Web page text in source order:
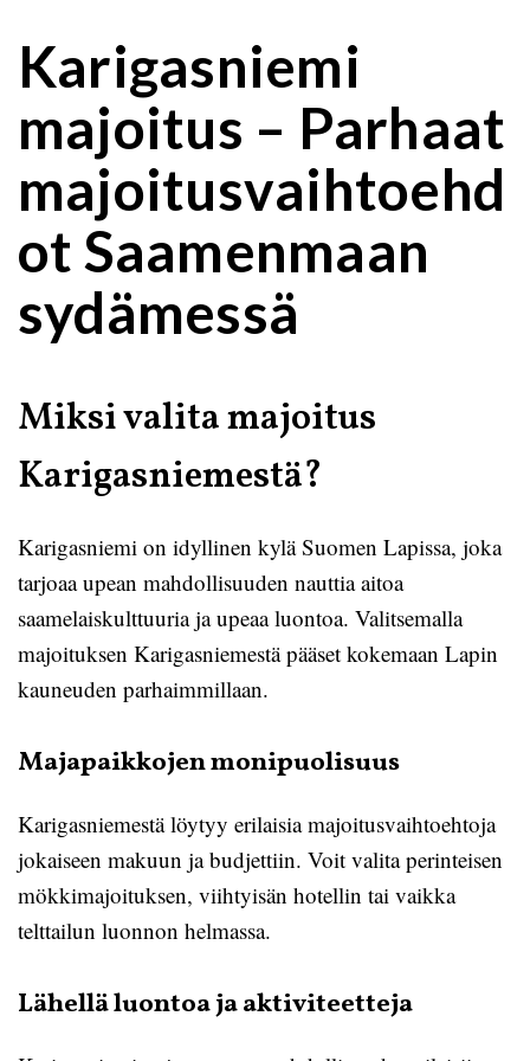
Karigasniemi
majoitus – Parhaat
majoitusvaihtoehd
ot Saamenmaan
sydämessä
Miksi valita majoitus
Karigasniemestä?
Karigasniemi on idyllinen kylä Suomen Lapissa, joka
tarjoaa upean mahdollisuuden nauttia aitoa
saamelaiskulttuuria ja upeaa luontoa. Valitsemalla
majoituksen Karigasniemestä pääset kokemaan Lapin
kauneuden parhaimmillaan.
Majapaikkojen monipuolisuus
Karigasniemestä löytyy erilaisia majoitusvaihtoehtoja
jokaiseen makuun ja budjettiin. Voit valita perinteisen
mökkimajoituksen, viihtyisän hotellin tai vaikka
telttailun luonnon helmassa.
Lähellä luontoa ja aktiviteetteja